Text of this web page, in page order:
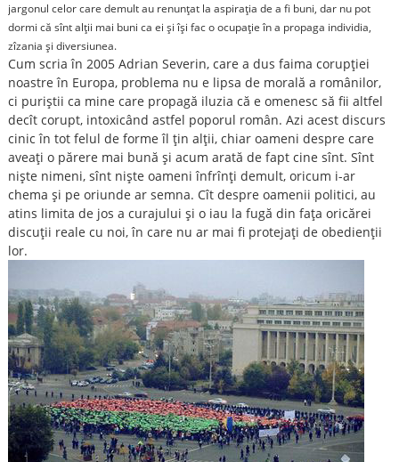
jargonul celor care demult au renunţat la aspiraţia de a fi buni, dar nu pot
dormi că sînt alţii mai buni ca ei şi îşi fac o ocupaţie în a propaga individia,
zîzania şi diversiunea.
Cum scria în 2005 Adrian Severin, care a dus faima corupţiei
noastre în Europa, problema nu e lipsa de morală a românilor,
ci puriştii ca mine care propagă iluzia că e omenesc să fii altfel
decît corupt, intoxicând astfel poporul român. Azi acest discurs
cinic în tot felul de forme îl ţin alţii, chiar oameni despre care
aveaţi o părere mai bună şi acum arată de fapt cine sînt. Sînt
nişte nimeni, sînt nişte oameni înfrînţi demult, oricum i-ar
chema şi pe oriunde ar semna. Cît despre oamenii politici, au
atins limita de jos a curajului şi o iau la fugă din faţa oricărei
discuţii reale cu noi, în care nu ar mai fi protejaţi de obedienţii
lor.